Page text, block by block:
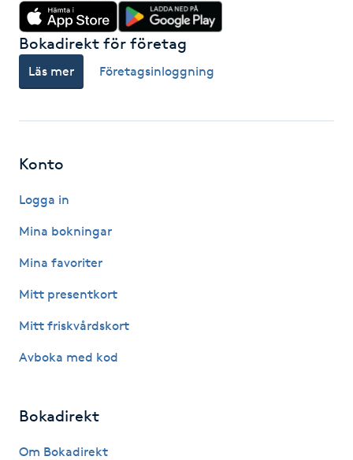
Kemisk peeling
Keratinbehandling
Kinesiologi
Kinesisk medicin
Kiropraktik
Klangmassage
Klippning
Bokadirekt för företag
Läs mer Företagsinloggning
Konto
Logga in
Mina bokningar
Mina favoriter
Mitt presentkort
Mitt friskvårdskort
Avboka med kod
Bokadirekt
Om Bokadirekt